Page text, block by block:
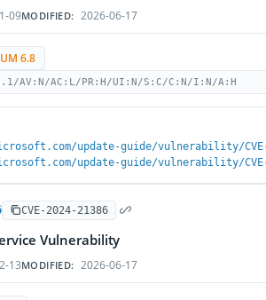
09MODIFIED: 2026-06-17
6.8
AV:N/AC:L/PR:H/UI:N/S:C/C:N/I:N/A:H
update-guide/vulnerability/CVE-
update-guide/vulnerability/CVE-
CVE-2024-21386
Vulnerability
13MODIFIED: 2026-06-17